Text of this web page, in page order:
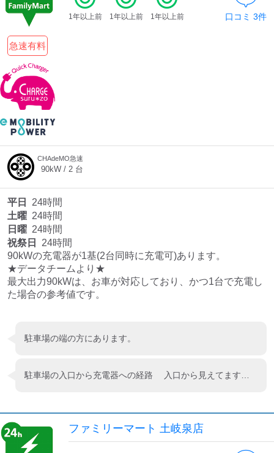
急速有料
1年以上前 1年以上前 1年以上前 口コミ 3件
CHAdeMO急速
90kW / 2 台
平日
24時間
土曜 24時間
日曜 24時間
祝祭日
24時間
90kWの充電器が1基(2台同時に充電可)あります。
★データチームより★
最大出力90kWは、お車が対応しており、かつ1台で充電し
駐車場の端の方にあります。
ファミリーマート 土岐泉店